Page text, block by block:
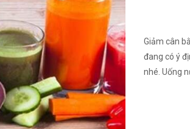
Giảm cân
đang có ý
nhé. Uống